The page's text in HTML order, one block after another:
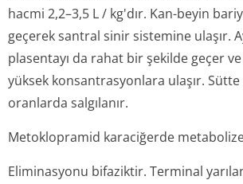
hacmi 2,2–3,5 L / kg'dır. Kan-beyin
geçerek santral sinir sistemine ulaşır.
plasentayı da rahat bir şekilde geçer
yüksek konsantrasyonlara ulaşır.
oranlarda salgılanır.
Metoklopramid karaciğerde
Eliminasyonu bifaziktir. Terminal